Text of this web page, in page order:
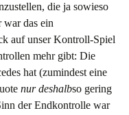
die ja sowieso
war das ein
auf unser Kontroll-Spiel
mehr gibt: Die
hat (zumindest eine
nur deshalbso gering
der Endkontrolle war